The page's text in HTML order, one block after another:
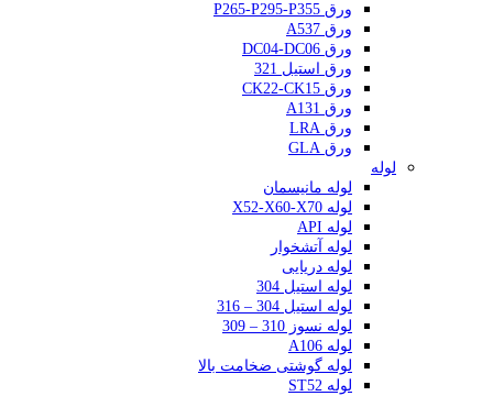
ورق P265-P295-P355
ورق A537
ورق DC04-DC06
ورق استیل 321
ورق CK22-CK15
ورق A131
ورق LRA
ورق GLA
لوله
لوله مانیسمان
لوله X52-X60-X70
لوله API
لوله آتشخوار
لوله دریایی
لوله استیل 304
لوله استیل 304 – 316
لوله نسوز 310 – 309
لوله A106
لوله گوشتی ضخامت بالا
لوله ST52